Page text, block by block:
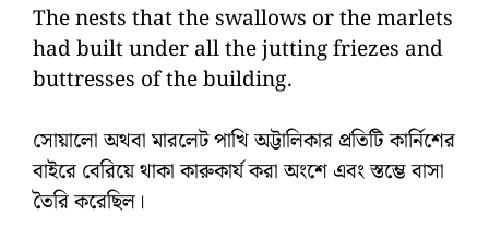
The nests that the swallows or the marlets
had built under all the jutting friezes and
buttresses of the building.
সোয়ালো অথবা মারলেট পাখি অট্টালিকার প্রতিটি কার্নিশের
বাইরে বেরিয়ে থাকা কারুকার্য করা অংশে এবং স্তম্ভে বাসা
তৈরি করেছিল।